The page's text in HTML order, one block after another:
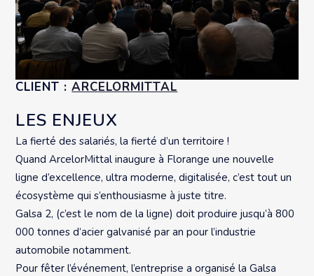
CLIENT :ARCELORMITTAL
LES ENJEUX
La fierté des salariés, la fierté d’un territoire !
Quand ArcelorMittal inaugure à Florange une nouvelle
ligne d’excellence, ultra moderne, digitalisée, c’est tout un
écosystème qui s’enthousiasme à juste titre.
Galsa 2, (c’est le nom de la ligne) doit produire jusqu’à 800
000 tonnes d’acier galvanisé par an pour l’industrie
automobile notamment.
Pour fêter l’événement, l’entreprise a organisé la Galsa